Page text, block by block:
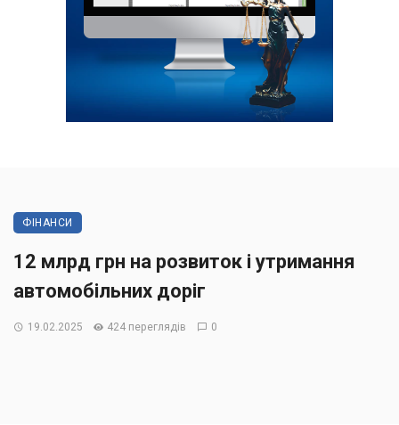
ФІНАНСИ
12 млрд грн на розвиток і утримання
автомобільних доріг
19.02.2025 424 переглядів 0